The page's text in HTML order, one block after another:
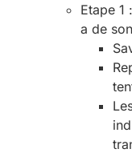
Etape 1
a de